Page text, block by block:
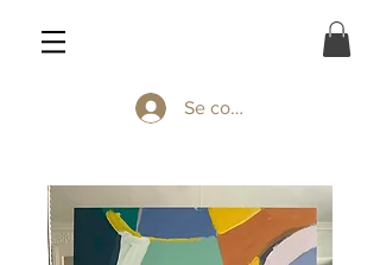
Se connecter